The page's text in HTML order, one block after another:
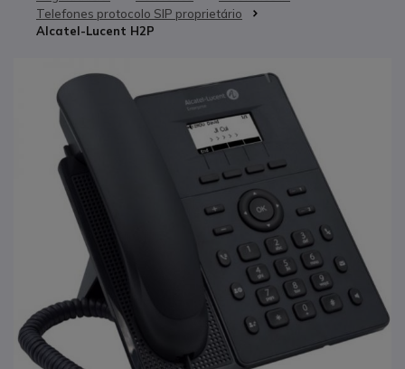
Telefones protocolo SIP proprietário
Alcatel-Lucent H2P